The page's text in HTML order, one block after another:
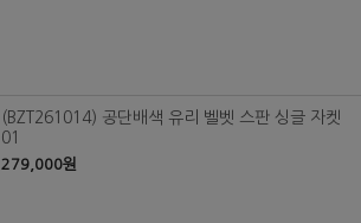
(BZT261014) 공단배색 유리 벨벳 스판 싱글 자켓
01
279,000원